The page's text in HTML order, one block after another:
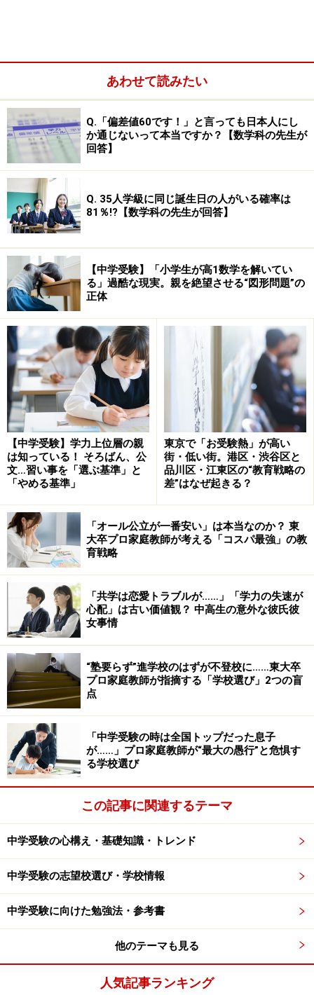
受験者数が増え、受験率が上がると、入試は厳しくなり
ます。つまり、入試問題のレベルが上がるか、合格最低
点が上昇するかのどちらかとなります。
中学入試の算数・理科を教える者としての肌感覚で言う
と、2014年ごろから難関校を中心に少しずつ難度が上が
っていました。
ところが、この入試問題の難化傾向にブレーキをかけた
のがコロナ禍でした。
新型コロナウイルス対策として学校休校が実施されたの
が2020年4～5月、その後は短縮・オンライン授業体制が
敷かれ、夏期休暇・冬期休暇の短縮などにより大きな影
響を受けたのが2021年度入試でした。
小学校の授業時間が減ったことを受けて、2021年度入試
では、小学校6年生の後半で履修する内容からは、でき
るだけ出題しないようにとの要請もあったようです。
そして新型コロナウイルスの余波は2022年度入試にも影
を落とし、学校運営・入試運営・授業運営に苦慮する学
校は非常に多くありました。
このように、2021～2022年度入試は新型コロナウイルス
の影響で難度が易化した時期といえます。
要因2：東京午後入試の新設ラッシュ
コロナ禍は学校運営にも大きな影を落としました。
ほとんどの私立中学校が、受験生の父母を対象とした学
校説明会を中止し、文化祭などのイベントへの来校を禁
止したことで、受験生向けの学校体験型イベントが開催
できませんでした。
その結果、受験生を減らすことになった中堅私立中学校
は、最後のブルーオーシャンだった2月1日、2日の午後
それらの午後入試方式が、算数1科目入試や得意科目選
択入試方式だったことが、算数の難度上昇に拍車をかけ
あわせて読みたい
Q.「偏差値60です！」と言っても日本人にし
か通じないって本当ですか？【数学科の先生が
回答】
Q. 35人学級に同じ誕生日の人がいる確率は
81％!?【数学科の先生が回答】
【中学受験】「小学生が高1数学を解いてい
る」過酷な現実。親を絶望させる“図形問題”の
正体
【中学受験】学力上位層の親
は知っている！ そろばん、公
文…習い事を「選ぶ基準」と
「やめる基準」
東京で「お受験熱」が高い
街・低い街。港区・渋谷区と
品川区・江東区の“教育戦略の
差”はなぜ起きる？
「オール公立が一番安い」は本当なのか？ 東
大卒プロ家庭教師が考える「コスパ最強」の教
育戦略
「共学は恋愛トラブルが……」「学力の失速が
心配」は古い価値観？ 中高生の意外な彼氏彼
女事情
“塾要らず”進学校のはずが不登校に……東大卒
プロ家庭教師が指摘する「学校選び」2つの盲
点
「中学受験の時は全国トップだった息子
が……」プロ家庭教師が“最大の愚行”と危惧す
る学校選び
この記事に関連するテーマ
中学受験の心構え・基礎知識・トレンド
中学受験の志望校選び・学校情報
中学受験に向けた勉強法・参考書
他のテーマも見る
人気記事ランキング